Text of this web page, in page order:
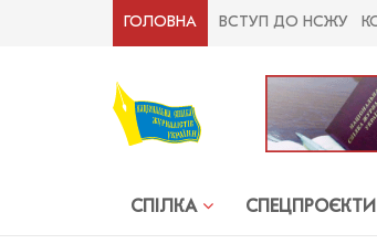
ГОЛОВНА ВСТУП ДО НСЖУ
СПІЛКА СПЕЦПРОЄКТИ